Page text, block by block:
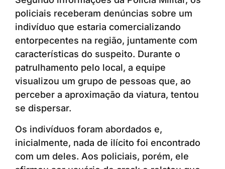
policiais receberam denúncias sobre um
indivíduo que estaria comercializando
entorpecentes na região, juntamente com
características do suspeito. Durante o
patrulhamento pelo local, a equipe
visualizou um grupo de pessoas que, ao
perceber a aproximação da viatura, tentou
se dispersar.
Os indivíduos foram abordados e,
inicialmente, nada de ilícito foi encontrado
com um deles. Aos policiais, porém, ele